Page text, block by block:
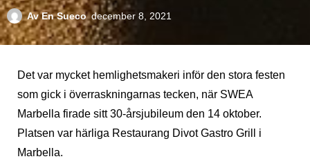
AvEn Sueco december 8, 2021
Det var mycket hemlighetsmakeri inför den stora festen
som gick i överraskningarnas tecken, när SWEA
Marbella firade sitt 30-årsjubileum den 14 oktober.
Platsen var härliga Restaurang Divot Gastro Grill i
Marbella.